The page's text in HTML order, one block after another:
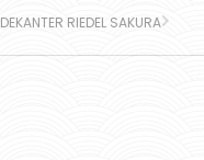
DEKANTER RIEDEL SAKURA